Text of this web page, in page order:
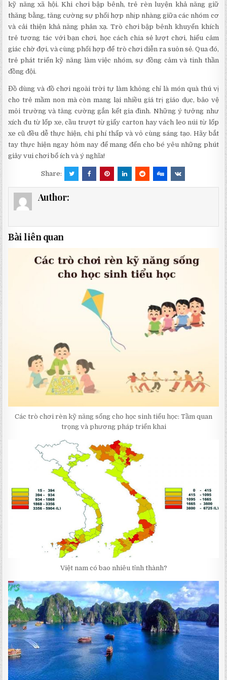
kỹ năng xã hội. Khi chơi bập bênh, trẻ rèn luyện khả năng giữ
thăng bằng, tăng cường sự phối hợp nhịp nhàng giữa các nhóm cơ
và cải thiện khả năng phản xạ. Trò chơi bập bênh khuyến khích
trẻ tương tác với bạn chơi, học cách chia sẻ lượt chơi, hiểu cảm
giác chờ đợi, và cùng phối hợp để trò chơi diễn ra suôn sẻ. Qua đó,
trẻ phát triển kỹ năng làm việc nhóm, sự đồng cảm và tinh thần
đồng đội.
Đồ dùng và đồ chơi ngoài trời tự làm không chỉ là món quà thú vị
cho trẻ mầm non mà còn mang lại nhiều giá trị giáo dục, bảo vệ
môi trường và tăng cường gắn kết gia đình. Những ý tưởng như
xích đu từ lốp xe, cầu trượt từ giấy carton hay vách leo núi từ lốp
xe cũ đều dễ thực hiện, chi phí thấp và vô cùng sáng tạo. Hãy bắt
tay thực hiện ngay hôm nay để mang đến cho bé yêu những phút
giây vui chơi bổ ích và ý nghĩa!
Share:
Author:
Bài liên quan
Các trò chơi rèn kỹ năng sống cho học sinh tiểu học: Tầm quan
trọng và phương pháp triển khai
Việt nam có bao nhiêu tỉnh thành?